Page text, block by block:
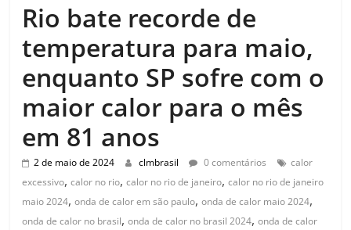
Rio bate recorde de
temperatura para maio,
enquanto SP sofre com o
maior calor para o mês
em 81 anos
2 de maio de 2024 clmbrasil 0 comentários
calor
excessivo,calor no rio,calor no rio de janeiro,calor no rio de janeiro
maio 2024,onda de calor em são paulo,onda de calor maio 2024,
onda de calor no brasil,onda de calor no brasil 2024,onda de calor